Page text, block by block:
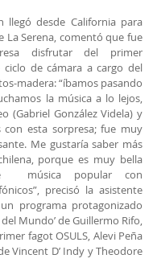
llegó desde California para
La Serena, comentó que fue
disfrutar del primer
de cámara a cargo del
madera: “íbamos pasando
la música a lo lejos,
(Gabriel González Videla) y
con esta sorpresa; fue muy
Me gustaría saber más
porque es muy bella
música popular con
precisó la asistente
programa protagonizado
del Mundo’ de Guillermo Rifo,
fagot OSULS, Alevi Peña
Vincent D’ Indy y Theodore